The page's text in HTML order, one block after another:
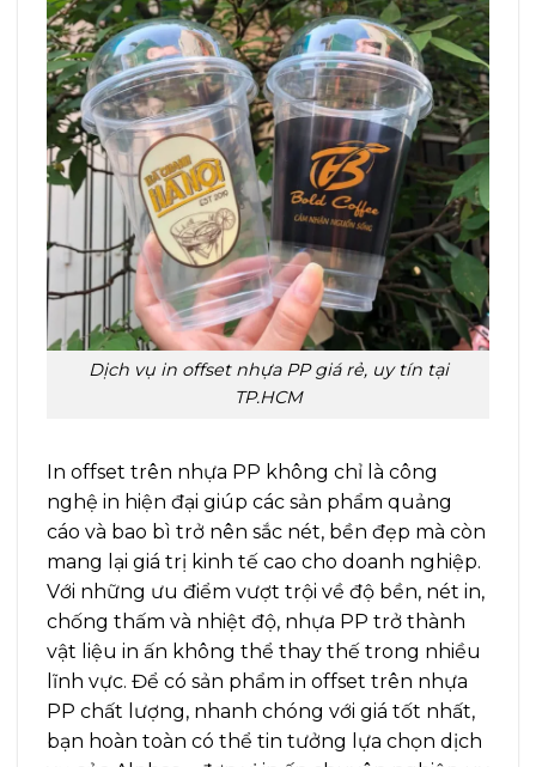
Dịch vụ in offset nhựa PP giá rẻ, uy tín tại
TP.HCM
In offset trên nhựa PP không chỉ là công
nghệ in hiện đại giúp các sản phẩm quảng
cáo và bao bì trở nên sắc nét, bền đẹp mà còn
mang lại giá trị kinh tế cao cho doanh nghiệp.
Với những ưu điểm vượt trội về độ bền, nét in,
chống thấm và nhiệt độ, nhựa PP trở thành
vật liệu in ấn không thể thay thế trong nhiều
lĩnh vực. Để có sản phẩm in offset trên nhựa
PP chất lượng, nhanh chóng với giá tốt nhất,
bạn hoàn toàn có thể tin tưởng lựa chọn dịch